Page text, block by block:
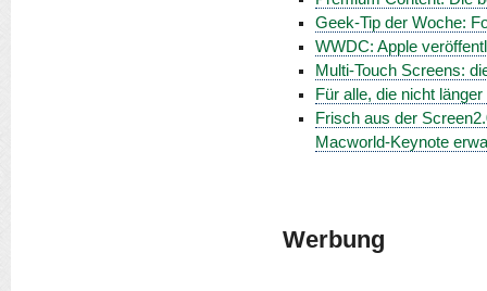
Geek-Tip der Woche:
WWDC: Apple
Multi-Touch Screens:
Für alle, die nicht
Frisch aus der
Macworld-Keynote
Werbung